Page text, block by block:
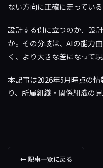
ない方向に正確に走ってい
設計する側に立つのか、設
か。その分岐は、AIの能力
く、より大きな差になって
本記事は2026年5月時点の
り、所属組織・関係組織の
← 記事一覧に戻る